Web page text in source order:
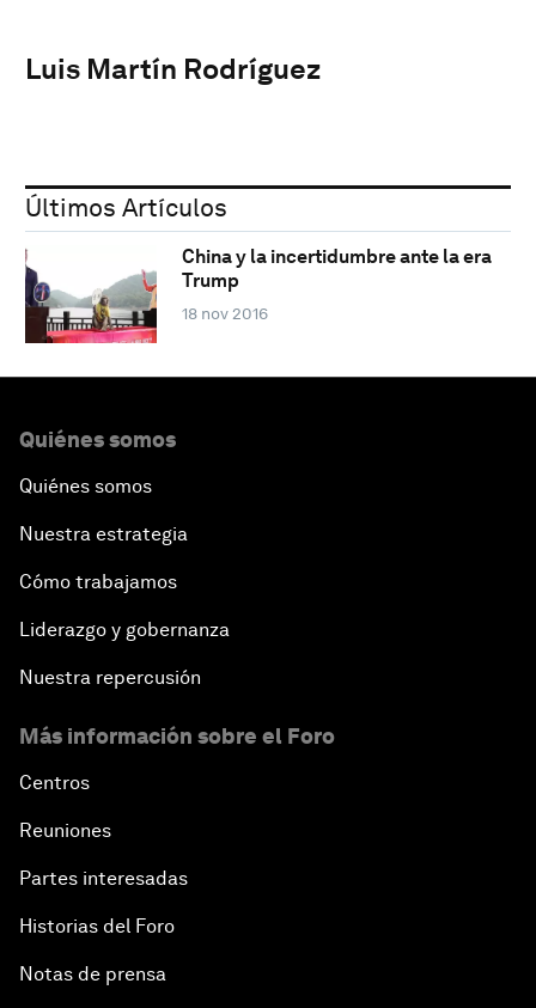
Luis Martín Rodríguez
Últimos Artículos
China y la incertidumbre ante la era
Trump
18 nov 2016
Quiénes somos
Quiénes somos
Nuestra estrategia
Cómo trabajamos
Liderazgo y gobernanza
Nuestra repercusión
Más información sobre el Foro
Centros
Reuniones
Partes interesadas
Historias del Foro
Notas de prensa